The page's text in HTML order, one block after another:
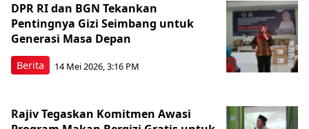
Berita
DPR RI dan BGN Tekankan
Pentingnya Gizi Seimbang untuk
Generasi Masa Depan
14 Mei 2026, 3:16 PM
Rajiv Tegaskan Komitmen Awasi